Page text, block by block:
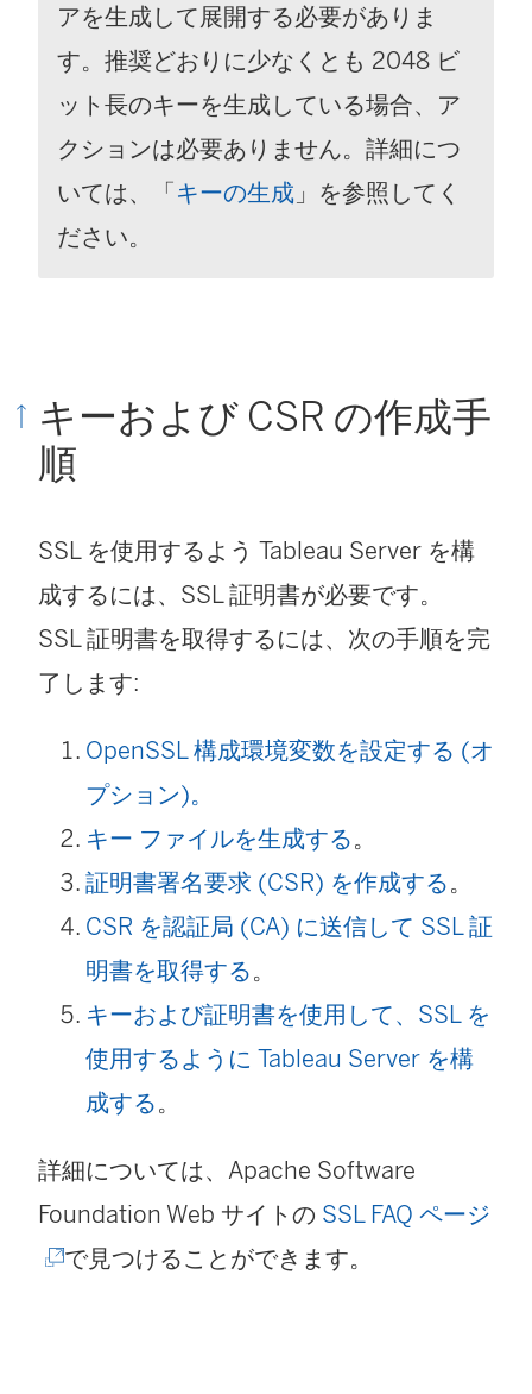
アを生成して展開する必要がありま
す。推奨どおりに少なくとも 2048 ビ
ット長のキーを生成している場合、ア
クションは必要ありません。 詳細につ
いては、「キーの生成 」 を参照してく
ださい。
キーおよび CSR の作成手
順
SSL を使用するよう Tableau Server を構
成するには、SSL 証明書が必要です。
SSL 証明書を取得するには、次の手順を完
了します:
OpenSSL 構成環境変数を設定する (オ
プション)。
キー ファイルを生成する。
証明書署名要求 (CSR) を作成する。
CSR を認証局 (CA) に送信して SSL 証
明書を取得する。
キーおよび証明書を使用して、SSL を
使用するように Tableau Server を構
成する。
詳細については、Apache Software
Foundation Web サイトの SSL FAQ ページ
で見つけることができます。